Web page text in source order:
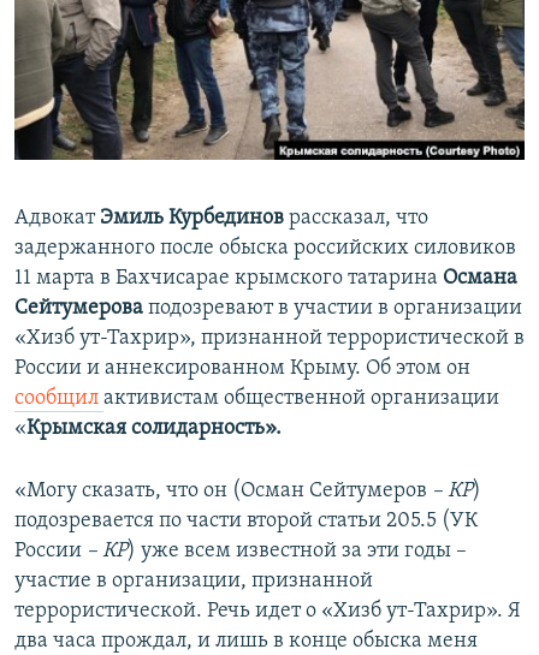
ПОБЕДИТЕЛЕЙ НЕ СУДЯТ?
КРЫМ.НЕПОКОРЕННЫЙ
ELIFBE
УКРАИНСКАЯ ПРОБЛЕМА КРЫМА
ПРИСОЕДИНЯЙТЕСЬ!
Адвокат Эмиль Курбединов рассказал, что
задержанного после обыска российских силовиков
11 марта в Бахчисарае крымского татарина Османа
Сейтумерова подозревают в участии в организации
«Хизб ут-Тахрир», признанной террористической в
России и аннексированном Крыму. Об этом он
сообщил активистам общественной организации
«Крымская солидарность».
«Могу сказать, что он (Осман Сейтумеров – КР)
подозревается по части второй статьи 205.5 (УК
России – КР) уже всем известной за эти годы –
участие в организации, признанной
террористической. Речь идет о «Хизб ут-Тахрир». Я
два часа прождал, и лишь в конце обыска меня